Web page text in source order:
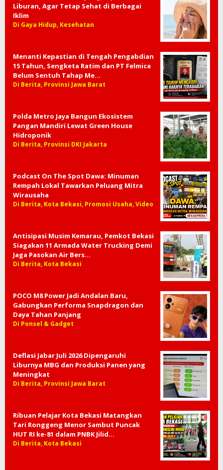
Liburan, Agar Tetap Sehat di Berbagai
Iklim
Di Gaya Hidup, Kesehatan
Menanti Kepastian di Tengah Pengabdian
15 Tahun, Sengketa Ratim dan PT Felmica
Belum Sentuh Tahap Me…
Di Berita, Provinsi Jawa Barat
Polda Metro Jaya Bangun Ekosistem
Pangan Mandiri Lewat Green House
Hidroponik
Di Berita, Provinsi DKI Jakarta
Podcast On The Spot Dawa: Minuman
Rempah Lokal Tawarkan Peluang Mitra
Wirausaha
Di Berita, Kota Bekasi, Promosi Usaha, Video
Antisipasi Musim Kemarau, Pemkot Bekasi
Siagakan 11 Armada Water Trucking Demi
Jaga Pasokan Air Bers…
Di Berita, Kota Bekasi
POCO M8 Power Jadi Andalan Baru,
Gabungkan Performa Snapdragon dan
Daya Tahan Panjang
Di Ponsel & Gadget
Deflasi Jabar Juli 2026 Dipengaruhi
Liburnya MBG dan Produksi Panen yang
Meningkat
Di Berita, Provinsi Jawa Barat
Ribuan Pelajar Kota Bekasi Matangkan
Tari Ronggeng Menor Sambut Puncak
HUT RI ke-81 dalam PNBK Jilid…
Di Berita, Kota Bekasi